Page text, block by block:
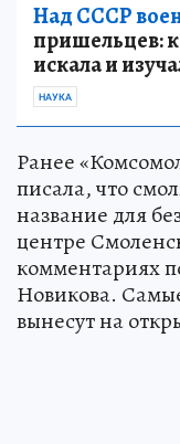
Над СССР
пришельцев:
искала и
НАУКА
Ранее
писала, что
название для
центре
комментариях
Новикова.
вынесут на